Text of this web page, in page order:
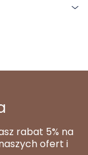
rabat 5% na
ofert i